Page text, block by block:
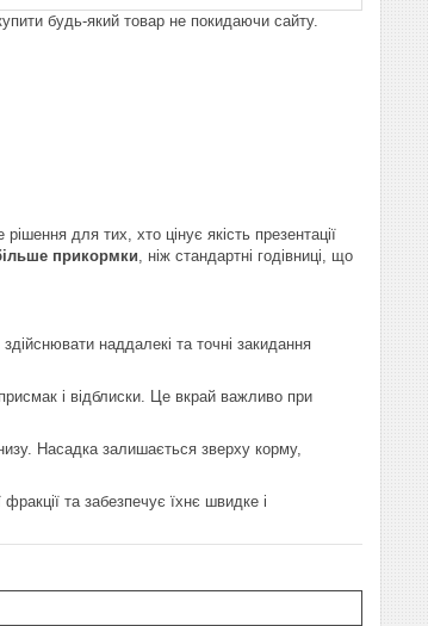
будь-який товар не покидаючи сайту.
для тих, хто цінує якість презентації
прикормки, ніж стандартні годівниці, що
наддалекі та точні закидання
і відблиски. Це вкрай важливо при
Насадка залишається зверху корму,
та забезпечує їхнє швидке і